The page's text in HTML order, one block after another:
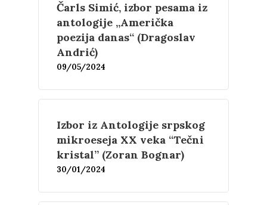
Čarls Simić, izbor pesama iz
antologije „Američka
poezija danas“ (Dragoslav
Andrić)
09/05/2024
Izbor iz Antologije srpskog
mikroeseja XX veka “Tečni
kristal” (Zoran Bognar)
30/01/2024
Književnost
Poezija
Proza
Teorija
Kritika
Umetnost